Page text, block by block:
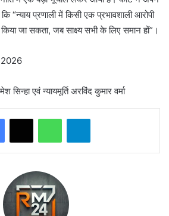
“न्याय प्रणाली में किसी एक प्रभावशाली आरोपी
जा सकता, जब साक्ष्य सभी के लिए समान हों”।
सिन्हा एवं न्यायमूर्ति अरविंद कुमार वर्मा
WhatsAppTelegram